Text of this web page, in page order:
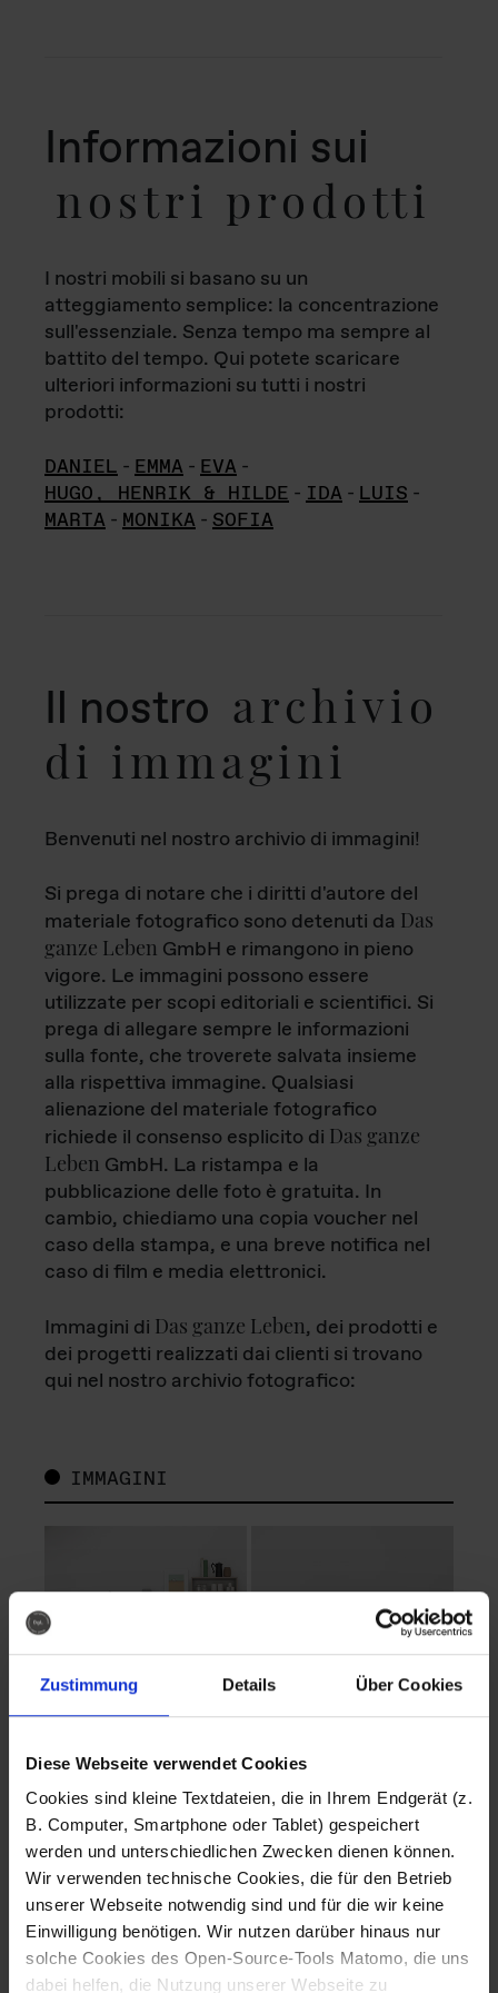
Zustimmung Details Über Cookies
Diese Webseite verwendet Cookies
Cookies sind kleine Textdateien, die in Ihrem Endgerät (z.
B. Computer, Smartphone oder Tablet) gespeichert
werden und unterschiedlichen Zwecken dienen können.
Wir verwenden technische Cookies, die für den Betrieb
unserer Webseite notwendig sind und für die wir keine
Einwilligung benötigen. Wir nutzen darüber hinaus nur
solche Cookies des Open-Source-Tools Matomo, die uns
dabei helfen, die Nutzung unserer Webseite zu
Informazioni sui
nostri prodotti
I nostri mobili si basano su un
atteggiamento semplice: la concentrazione
sull'essenziale. Senza tempo ma sempre al
battito del tempo. Qui potete scaricare
ulteriori informazioni su tutti i nostri
prodotti:
DANIEL - EMMA - EVA -
HUGO, HENRIK & HILDE - IDA - LUIS -
MARTA - MONIKA - SOFIA
Il nostro archivio
di immagini
Benvenuti nel nostro archivio di immagini!
Si prega di notare che i diritti d'autore del
materiale fotografico sono detenuti da Das
ganze Leben GmbH e rimangono in pieno
vigore. Le immagini possono essere
utilizzate per scopi editoriali e scientifici. Si
prega di allegare sempre le informazioni
sulla fonte, che troverete salvata insieme
alla rispettiva immagine. Qualsiasi
alienazione del materiale fotografico
richiede il consenso esplicito di Das ganze
Leben GmbH. La ristampa e la
pubblicazione delle foto è gratuita. In
cambio, chiediamo una copia voucher nel
caso della stampa, e una breve notifica nel
caso di film e media elettronici.
Immagini di Das ganze Leben, dei prodotti e
dei progetti realizzati dai clienti si trovano
qui nel nostro archivio fotografico:
IMMAGINI
Fotografo: Lorenz
Sternbach
Download
Fotografo: Lorenz
Sternbach
Download